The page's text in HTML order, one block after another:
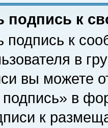
подпись к
подпись к
в
вы можете
в
к